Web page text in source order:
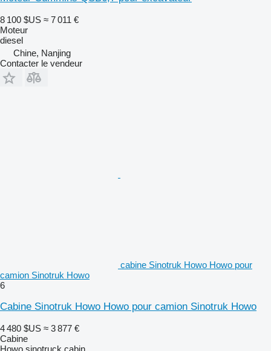
8 100 $US ≈ 7 011 €
Moteur
diesel
Chine, Nanjing
Contacter le vendeur
cabine Sinotruk Howo Howo pour
camion Sinotruk Howo
6
Cabine Sinotruk Howo Howo pour camion Sinotruk Howo
4 480 $US ≈ 3 877 €
Cabine
Howo sinotruck cabin